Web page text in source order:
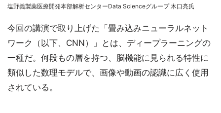
塩野義製薬医療開発本部解析センターData Scienceグループ 木口亮氏
今回の講演で取り上げた「畳み込みニューラルネット
ワーク（以下、CNN）」とは、ディープラーニングの
一種だ。何段もの層を持つ、脳機能に見られる特性に
類似した数理モデルで、画像や動画の認識に広く使用
されている。